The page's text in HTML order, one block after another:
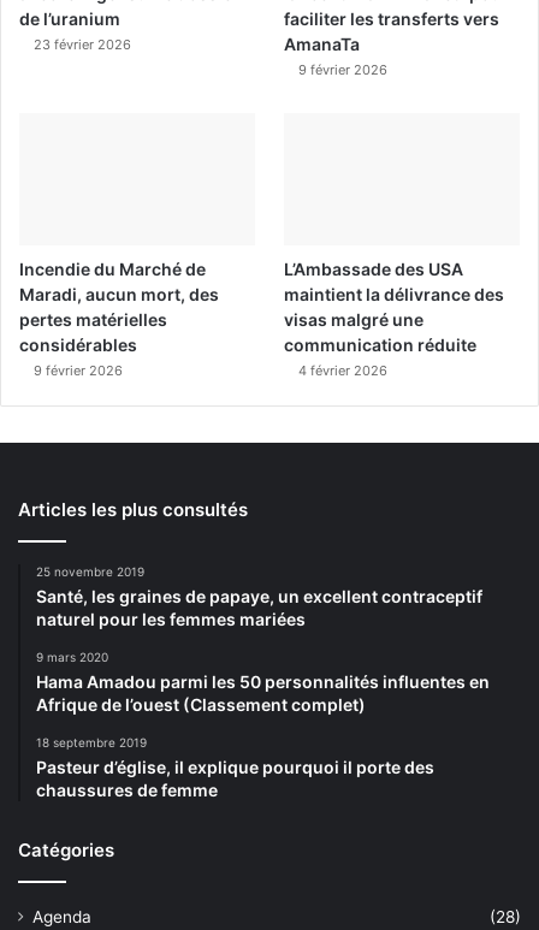
de l’uranium
23 février 2026
faciliter les transferts vers
AmanaTa
9 février 2026
Incendie du Marché de
Maradi, aucun mort, des
pertes matérielles
considérables
9 février 2026
L’Ambassade des USA
maintient la délivrance des
visas malgré une
communication réduite
4 février 2026
Articles les plus consultés
25 novembre 2019
Santé, les graines de papaye, un excellent contraceptif
naturel pour les femmes mariées
9 mars 2020
Hama Amadou parmi les 50 personnalités influentes en
Afrique de l’ouest (Classement complet)
18 septembre 2019
Pasteur d’église, il explique pourquoi il porte des
chaussures de femme
Catégories
Agenda
(28)